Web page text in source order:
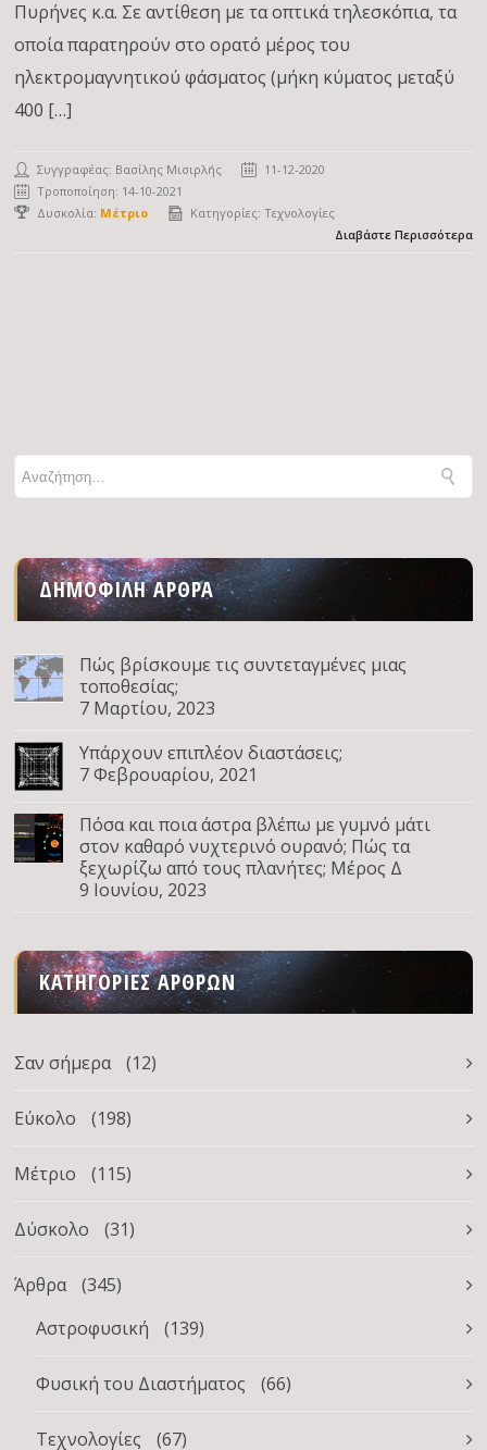
Πυρήνες κ.α. Σε αντίθεση με τα οπτικά τηλεσκόπια, τα
οποία παρατηρούν στο ορατό μέρος του
ηλεκτρομαγνητικού φάσματος (μήκη κύματος μεταξύ
400 […]
Συγγραφέας: Βασίλης Μισιρλής
11-12-2020
Τροποποίηση: 14-10-2021
Δυσκολία: Μέτριο Κατηγορίες:Τεχνολογίες
Διαβάστε Περισσότερα
ΔΗΜΟΦΙΛΉ ΆΡΘΡΑ
Πώς βρίσκουμε τις συντεταγμένες μιας
τοποθεσίας;
7 Μαρτίου, 2023
Υπάρχουν επιπλέον διαστάσεις;
7 Φεβρουαρίου, 2021
Πόσα και ποια άστρα βλέπω με γυμνό μάτι
στον καθαρό νυχτερινό ουρανό; Πώς τα
ξεχωρίζω από τους πλανήτες; Μέρος Δ
9 Ιουνίου, 2023
ΚΑΤΗΓΟΡΊΕΣ ΆΡΘΡΩΝ
Σαν σήμερα (12)
Εύκολο (198)
Μέτριο (115)
Δύσκολο (31)
Άρθρα
(345)
Αστροφυσική
(139)
Φυσική του Διαστήματος (66)
Τεχνολογίες (67)